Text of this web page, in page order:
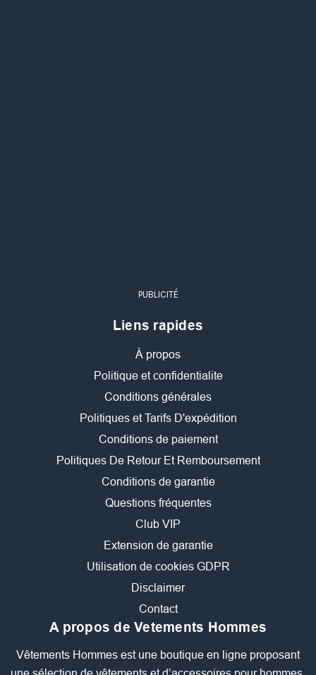
PUBLICITÉ
Liens rapides
À propos
Politique et confidentialite
Conditions générales
Politiques et Tarifs D'expédition
Conditions de paiement
Politiques De Retour Et Remboursement
Conditions de garantie
Questions fréquentes
Club VIP
Extension de garantie
Utilisation de cookies GDPR
Disclaimer
Contact
A propos de Vetements Hommes
Vêtements Hommes est une boutique en ligne proposant